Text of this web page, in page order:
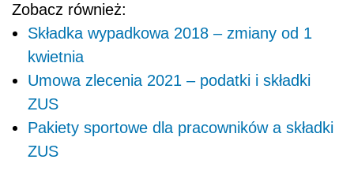
Zobacz również:
Składka wypadkowa 2018 – zmiany od 1
kwietnia
Umowa zlecenia 2021 – podatki i składki
ZUS
Pakiety sportowe dla pracowników a składki
ZUS